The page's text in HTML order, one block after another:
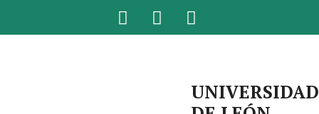
UNIVERSIDAD